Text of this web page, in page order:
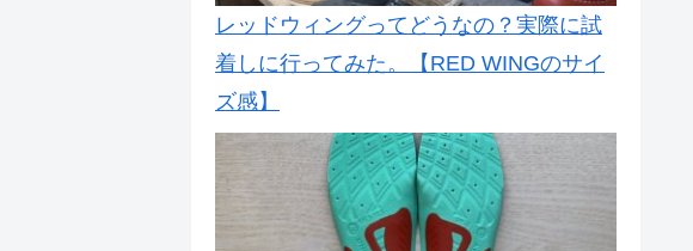
レッドウィングってどうなの？実際に試
着しに行ってみた。【RED WINGのサイ
ズ感】